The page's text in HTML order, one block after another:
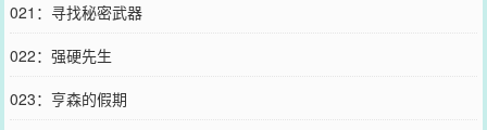
021：寻找秘密武器
022：强硬先生
023：亨森的假期